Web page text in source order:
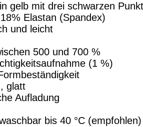
gelb mit drei schwarzen
Elastan (Spandex)
und leicht
500 und 700 %
(1 %)
glatt
Aufladung
bis 40 °C (empfohlen)